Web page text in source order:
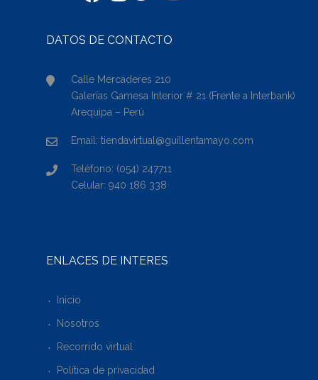
DATOS DE CONTACTO
Calle Mercaderes 210
Galerías Gamesa Interior # 21 (Frente a Interbank)
Arequipa – Perú
Email: tiendavirtual@guillentamayo.com
Teléfono: (054) 247711
Celular: 940 186 338
ENLACES DE INTERÉS
Inicio
Nosotros
Recorrido virtual
Política de privacidad